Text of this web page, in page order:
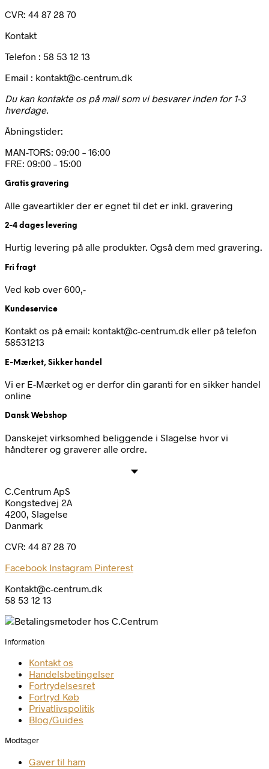
CVR: 44 87 28 70
Kontakt
Telefon : 58 53 12 13
Email : kontakt@c-centrum.dk
Du kan kontakte os på mail som vi besvarer inden for 1-3
hverdage.
Åbningstider:
MAN-TORS: 09:00 – 16:00
FRE: 09:00 – 15:00
Gratis gravering
Alle gaveartikler der er egnet til det er inkl. gravering
2-4 dages levering
Hurtig levering på alle produkter. Også dem med gravering.
Fri fragt
Ved køb over 600,-
Kundeservice
Kontakt os på email: kontakt@c-centrum.dk eller på telefon
58531213
E-Mærket, Sikker handel
Vi er E-Mærket og er derfor din garanti for en sikker handel
online
Dansk Webshop
Danskejet virksomhed beliggende i Slagelse hvor vi
håndterer og graverer alle ordre.
C.Centrum ApS
Kongstedvej 2A
4200, Slagelse
Danmark
CVR: 44 87 28 70
Facebook Instagram Pinterest
Kontakt@c-centrum.dk
58 53 12 13
Information
Kontakt os
Handelsbetingelser
Fortrydelsesret
Fortryd Køb
Privatlivspolitik
Blog/Guides
Modtager
Gaver til ham